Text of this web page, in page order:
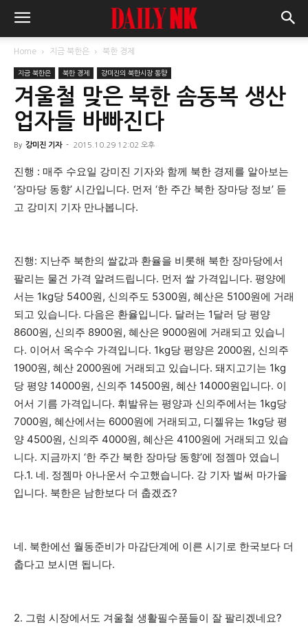
Home 지금 북한은 북한 경제
지금 북한은 북한 경제 강미진의 북한시장 동향
겨울철 맞은 북한 솜동복 생산
업자들 바빠진다
By 강미진 기자 - 2015.10.29 12:02 오후
진행 : 매주 수요일 강미진 기자와 함께 북한 경제를 알아보는
‘장마당 동향’ 시간입니다. 먼저 ‘한 주간 북한 장마당 정보’ 듣
고 강미지 기자 만나봅니다.
진행: 지난주 북한의 쌀값과 환율을 비롯해 북한 장마당에서
팔리는 물건 가격 알려드립니다. 먼저 쌀 가격입니다. 평양에
서는 1kg당 5400원, 신의주도 5300원, 혜산은 5100원에 거래
되고 있습니다. 다음은 환율입니다. 달러는 1달러 당 평양
8600원, 신의주 8900원, 혜산은 9000원에 거래되고 있습니
다. 이어서 옥수수 가격입니다. 1kg당 평양은 2000원, 신의주
1900원, 혜산 2000원에 거래되고 있습니다. 돼지고기는 1kg
당 평양 14000원, 신의주 14500원, 혜산 14000원입니다. 이
어서 기름 가격입니다. 휘발유는 평양과 신의주에서는 1kg당
7000원, 혜산에서는 6000원에 거래되고, 디젤유는 1kg당 평
양 4500원, 신의주 4000원, 혜산은 4100원에 거래되고 있습
니다. 지금까지 ‘한 주간 북한 장마당 동향’에 정젬마 였습니
다.1. 네. 정젬마 아나운서 수고했습니다. 강 기자 벌써 마가을
입니다. 북한은 남한보다 더 춥겠죠?
네. 북한에선 월동준비가 마감단계에 이른 시기로 한국보다 더
춥다고 보시면 됩니다.
2. 그럼 시장에서도 겨울철 생활필수품들이 잘 팔리겠네요?